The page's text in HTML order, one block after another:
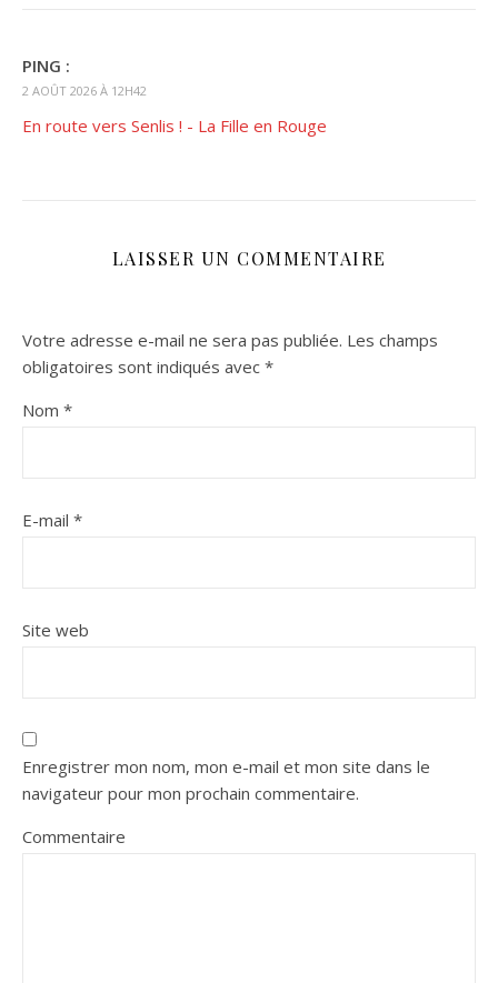
PING :
2 AOÛT 2026 À 12H42
En route vers Senlis ! - La Fille en Rouge
LAISSER UN COMMENTAIRE
Votre adresse e-mail ne sera pas publiée. Les champs
obligatoires sont indiqués avec *
Nom *
E-mail *
Site web
Enregistrer mon nom, mon e-mail et mon site dans le
navigateur pour mon prochain commentaire.
Commentaire